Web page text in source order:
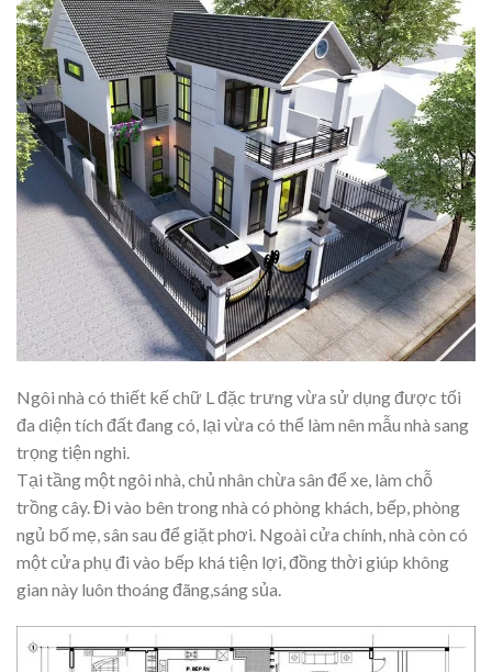
Ngôi nhà có thiết kế chữ L đặc trưng vừa sử dụng được tối
đa diện tích đất đang có, lại vừa có thể làm nên mẫu nhà sang
trọng tiện nghi.
Tại tầng một ngôi nhà, chủ nhân chừa sân để xe, làm chỗ
trồng cây. Đi vào bên trong nhà có phòng khách, bếp, phòng
ngủ bố mẹ, sân sau để giặt phơi. Ngoài cửa chính, nhà còn có
một cửa phụ đi vào bếp khá tiện lợi, đồng thời giúp không
gian này luôn thoáng đãng,sáng sủa.